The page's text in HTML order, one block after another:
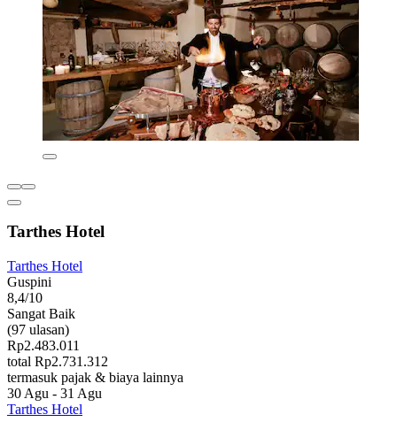
Tarthes Hotel
Tarthes Hotel
Guspini
8,4/10
Sangat Baik
(97 ulasan)
Rp2.483.011
total Rp2.731.312
termasuk pajak & biaya lainnya
30 Agu - 31 Agu
Tarthes Hotel